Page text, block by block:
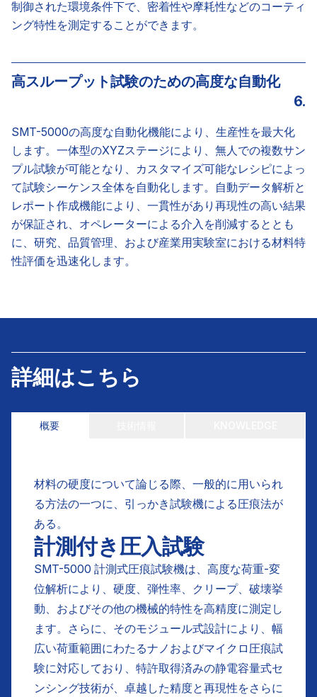
制御された環境条件下で、密着性や摩耗性などのコーティ
ング特性を測定することができます。
高スループット試験のための高度な自動化
6.
SMT-5000の高度な自動化機能により、生産性を最大化
します。一体型のXYZステージにより、無人での複数サン
プル試験が可能となり、カスタマイズ可能なレシピによっ
て試験シーケンス全体を自動化します。自動データ解析と
レポート作成機能により、一貫性があり再現性の高い結果
が保証され、オペレーターによる介入を削減するととも
に、研究、品質管理、および産業用実験室における材料特
性評価を迅速化します。
詳細はこちら
概要
材料の硬度について論じる際、一般的に用いられ
る方法の一つに、引っかき試験機による圧痕法が
ある。
計測付き圧入試験
SMT-5000 計測式圧痕試験機は、高度な荷重-変
位解析により、硬度、弾性率、クリープ、破壊挙
動、およびその他の機械的特性を高精度に測定し
ます。さらに、そのモジュール式設計により、幅
広い荷重範囲にわたるナノおよびマイクロ圧痕試
験に対応しており、特許取得済みの静電容量式セ
ンシング技術が、卓越した精度と再現性をさらに